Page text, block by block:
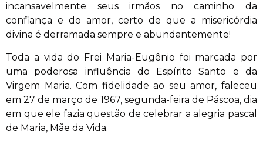
incansavelmente seus irmãos no caminho da
confiança e do amor, certo de que a misericórdia
divina é derramada sempre e abundantemente!
Toda a vida do Frei Maria-Eugênio foi marcada por
uma poderosa influência do Espírito Santo e da
Virgem Maria. Com fidelidade ao seu amor, faleceu
em 27 de março de 1967, segunda-feira de Páscoa, dia
em que ele fazia questão de celebrar a alegria pascal
de Maria, Mãe da Vida.